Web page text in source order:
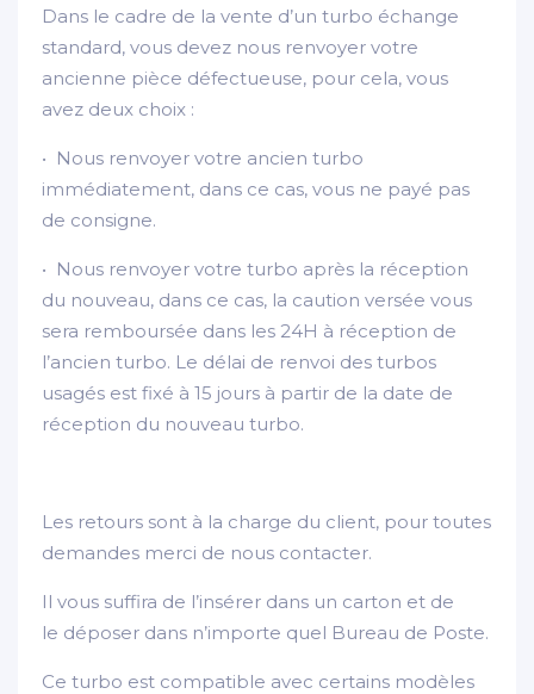
Dans le cadre de la vente d’un turbo échange
standard, vous devez nous renvoyer votre
ancienne pièce défectueuse, pour cela, vous
avez deux choix :
• Nous renvoyer votre ancien turbo
immédiatement, dans ce cas, vous ne payé pas
de consigne.
• Nous renvoyer votre turbo après la réception
du nouveau, dans ce cas, la caution versée vous
sera remboursée dans les 24H à réception de
l’ancien turbo. Le délai de renvoi des turbos
usagés est fixé à 15 jours à partir de la date de
réception du nouveau turbo.
Les retours sont à la charge du client, pour toutes
demandes merci de nous contacter.
Il vous suffira de l’insérer dans un carton et de
le déposer dans n’importe quel Bureau de Poste.
Ce turbo est compatible avec certains modèles